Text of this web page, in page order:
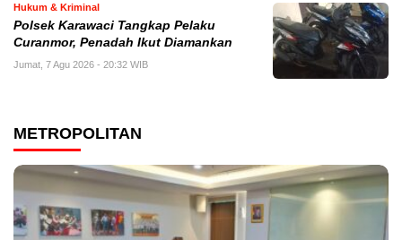
Hukum & Kriminal
Polsek Karawaci Tangkap Pelaku
Curanmor, Penadah Ikut Diamankan
Jumat, 7 Agu 2026 - 20:32 WIB
METROPOLITAN